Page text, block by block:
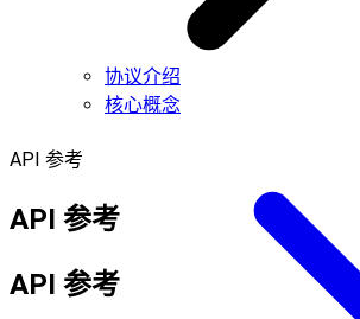
协议介绍
核心概念
API 参考
API 参考
API 参考